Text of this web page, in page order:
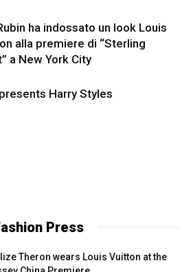
ha indossato un look Louis
alla premiere di “Sterling
a New York City
Harry Styles
Press
Theron wears Louis Vuitton at the